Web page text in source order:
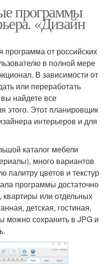
программы
«Дизайн
от российских
в полной мере
В зависимости от
или переработать
найдете все
этого. Этот планировщик
интерьеров и для
каталог мебели
много вариантов
палитру цветов и текстур
программы достаточно
или отдельных
детская, гостиная,
можно сохранить в JPG и